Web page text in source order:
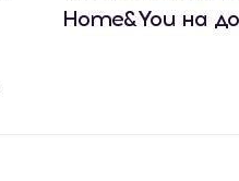
Home&You на